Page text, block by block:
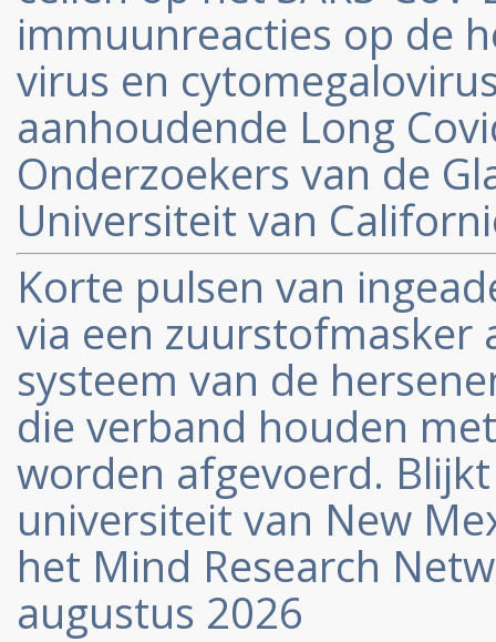
immuunreacties op de
virus en
aanhoudende Long
Onderzoekers van de
Universiteit van
Korte pulsen van
via een zuurstofmasker
systeem van de
die verband houden
worden afgevoerd.
universiteit van New
het Mind Research
augustus 2026